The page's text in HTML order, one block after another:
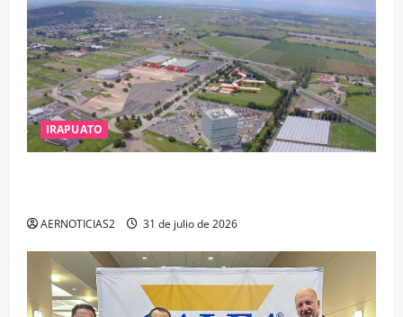
IRAPUATO
AERNOTICIAS2 31 de julio de 2026